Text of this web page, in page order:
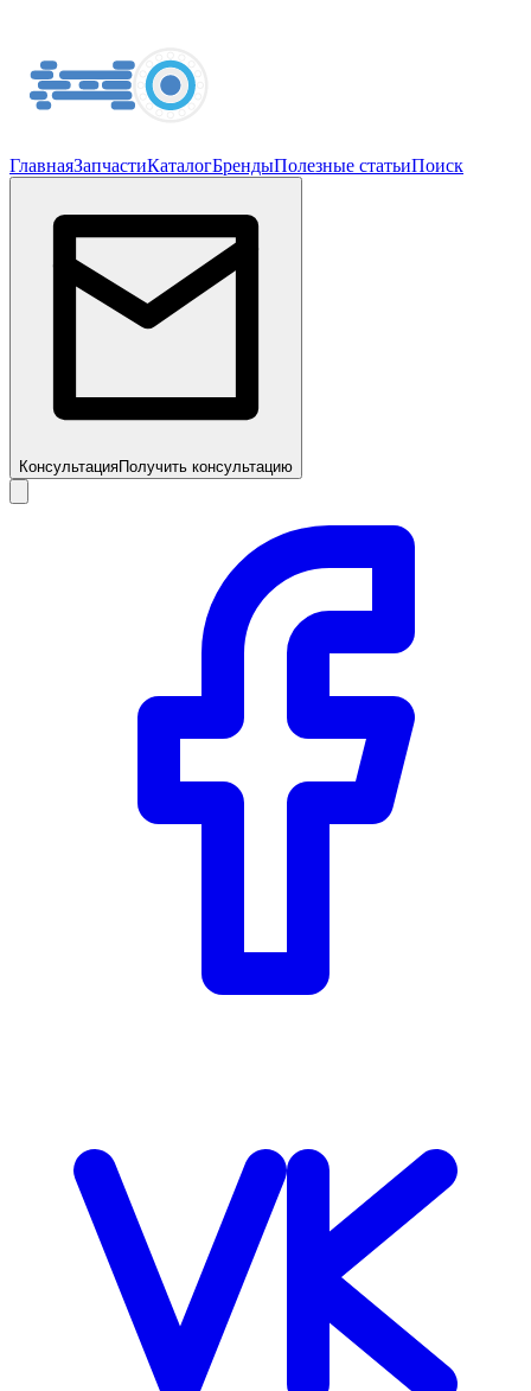
ГлавнаяЗапчастиКаталогБрендыПолезные статьиПоиск
КонсультацияПолучить консультацию